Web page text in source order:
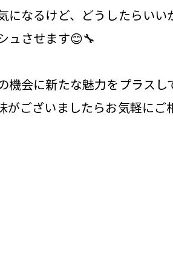
になるけど、どうしたらい
ュさせます😊🔧
機会に新たな魅力をプラス
がございましたらお気軽にご